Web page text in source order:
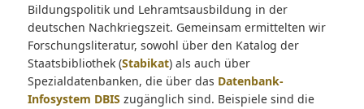
Bildungspolitik und Lehramtsausbildung in der
deutschen Nachkriegszeit. Gemeinsam ermittelten wir
Forschungsliteratur, sowohl über den Katalog der
Staatsbibliothek (Stabikat) als auch über
Spezialdatenbanken, die über das Datenbank-
Infosystem DBIS zugänglich sind. Beispiele sind die